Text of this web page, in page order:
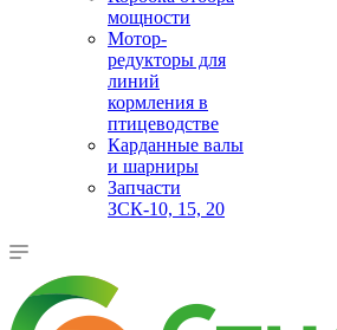
мощности
Мотор-
редукторы для
линий
кормления в
птицеводстве
Карданные валы
и шарниры
Запчасти
ЗСК-10, 15, 20